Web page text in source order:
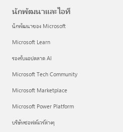
นักพัฒนาและไอที
นักพัฒนาของ Microsoft
Microsoft Learn
รองรับแอปตลาด AI
Microsoft Tech Community
Microsoft Marketplace
Microsoft Power Platform
บริษัทซอฟต์แวร์ต่างๆ